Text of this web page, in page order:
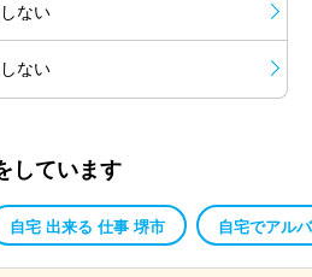
ない
ない
しています
自宅 出来る 仕事 堺市 自宅でアル